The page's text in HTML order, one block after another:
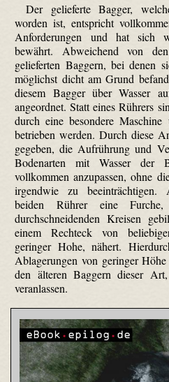
Der gelieferte Bagger,
worden ist, entspricht
Anforderungen und hat sich
bewährt. Abweichend von
gelieferten Baggern, bei denen
möglichst dicht am Grund
diesem Bagger über Wasser
angeordnet. Statt eines Rührers
durch eine besondere
betrieben werden. Durch diese
gegeben, die Aufrührung und
Bodenarten mit Wasser der
vollkommen anzupassen, ohne
irgendwie zu beeinträchtigen.
beiden Rührer eine
durchschneidenden Kreisen
einem Rechteck von
geringer Hohe, nähert.
Ablagerungen von geringer
den älteren Baggern dieser
veranlassen.